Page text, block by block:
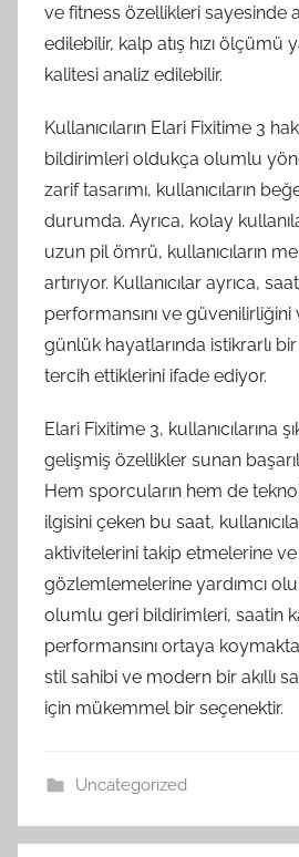
ve fitness özellikleri sayesinde
edilebilir, kalp atış hızı ölçümü
kalitesi analiz edilebilir.
Kullanıcıların Elari Fixitime 3
bildirimleri oldukça olumlu
zarif tasarımı, kullanıcıların
durumda. Ayrıca, kolay
uzun pil ömrü, kullanıcıların
artırıyor. Kullanıcılar ayrıca,
performansını ve
günlük hayatlarında istikrarlı
tercih ettiklerini ifade ediyor.
Elari Fixitime 3, kullanıcılarına
gelişmiş özellikler sunan
Hem sporcuların hem de
ilgisini çeken bu saat,
aktivitelerini takip etmelerine ve
gözlemlemelerine yardımcı
olumlu geri bildirimleri, saatin
performansını ortaya
stil sahibi ve modern bir akıllı
için mükemmel bir seçenektir.
Uncategorized